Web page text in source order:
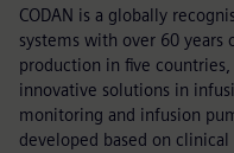
CODAN is a globally
systems with over 60 years
production in five countries,
innovative solutions in
monitoring and infusion
developed based on